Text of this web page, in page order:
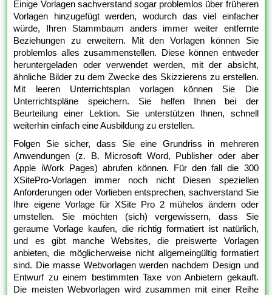
Einige Vorlagen sachverstand sogar problemlos über früheren
Vorlagen hinzugefügt werden, wodurch das viel einfacher
würde, Ihren Stammbaum anders immer weiter entfernte
Beziehungen zu erweitern. Mit den Vorlagen können Sie
problemlos alles zusammenstellen. Diese können entweder
heruntergeladen oder verwendet werden, mit der absicht,
ähnliche Bilder zu dem Zwecke des Skizzierens zu erstellen.
Mit leeren Unterrichtsplan vorlagen können Sie Die
Unterrichtspläne speichern. Sie helfen Ihnen bei der
Beurteilung einer Lektion. Sie unterstützen Ihnen, schnell
weiterhin einfach eine Ausbildung zu erstellen.
Folgen Sie sicher, dass Sie eine Grundriss in mehreren
Anwendungen (z. B. Microsoft Word, Publisher oder aber
Apple iWork Pages) abrufen können. Für den fall die 300
XSitePro-Vorlagen immer noch nicht Diesen speziellen
Anforderungen oder Vorlieben entsprechen, sachverstand Sie
Ihre eigene Vorlage für XSite Pro 2 mühelos ändern oder
umstellen. Sie möchten (sich) vergewissern, dass Sie
geraume Vorlage kaufen, die richtig formatiert ist natürlich,
und es gibt manche Websites, die preiswerte Vorlagen
anbieten, die möglicherweise nicht allgemeingültig formatiert
sind. Die masse Webvorlagen werden nachdem Design und
Entwurf zu einem bestimmten Taxe von Anbietern gekauft.
Die meisten Webvorlagen wird zusammen mit einer Reihe